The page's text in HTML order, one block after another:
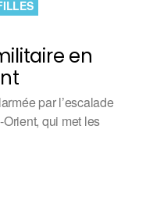
en
par l’escalade
qui met les